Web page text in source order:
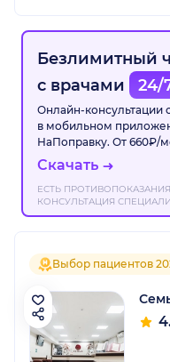
Безлимитный
с врачами
24/
Онлайн-консультации
в мобильном
НаПоправку. От 660₽/
Скачать
ЕСТЬ
КОНСУЛЬТАЦИЯ
Выбор пациентов